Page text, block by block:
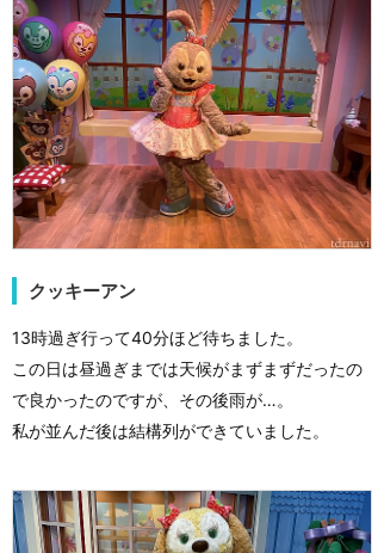
クッキーアン
13時過ぎ行って40分ほど待ちました。
この日は昼過ぎまでは天候がまずまずだったの
で良かったのですが、その後雨が…。
私が並んだ後は結構列ができていました。